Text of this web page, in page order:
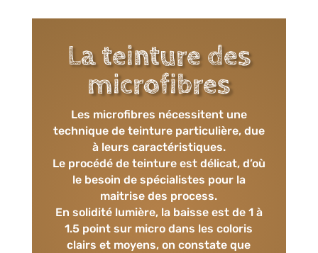
La teinture des
microfibres
Les microfibres nécessitent une
technique de teinture particulière, due
à leurs caractéristiques.
Le procédé de teinture est délicat, d’où
le besoin de spécialistes pour la
maitrise des process.
En solidité lumière, la baisse est de 1 à
1.5 point sur micro dans les coloris
clairs et moyens, on constate que